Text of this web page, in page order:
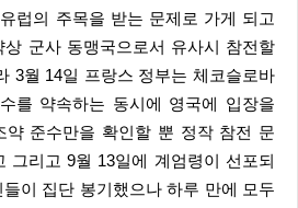
럽의 주목을 받는 문제로 가게 되고
상 군사 동맹국으로서 유사시 참전할
3월 14일 프랑스 정부는 체코슬로바
를 약속하는 동시에 영국에 입장을
약 준수만을 확인할 뿐 정작 참전 문
그리고 9월 13일에 계엄령이 선포되
이 집단 봉기했으나 하루 만에 모두